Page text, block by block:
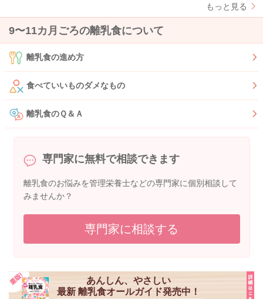
もっと見る
9〜11カ月ごろの離乳食について
離乳食の進め方
食べていいものダメなもの
離乳食のＱ＆Ａ
専門家に無料で相談できます
離乳食のお悩みを管理栄養士などの専門家に個別相談して
みませんか？
専門家に相談する
あんしん、やさしい
最新 離乳食オールガイド発売中！